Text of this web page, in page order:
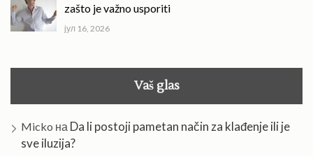
zašto je važno usporiti
јул 16, 2026
Vaš glas
Micko на Da li postoji pametan način za klađenje ili je
sve iluzija?